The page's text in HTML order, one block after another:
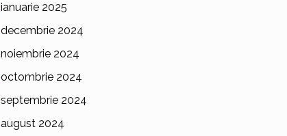
ianuarie 2025
decembrie 2024
noiembrie 2024
octombrie 2024
septembrie 2024
august 2024